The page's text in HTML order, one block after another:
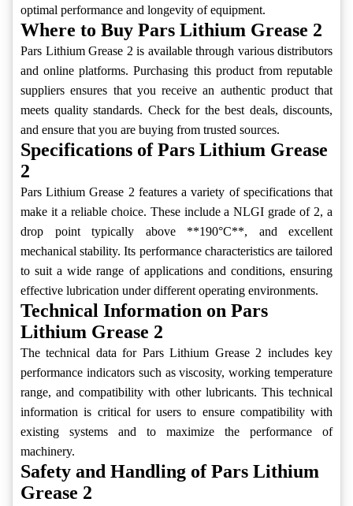
optimal performance and longevity of equipment.
Where to Buy Pars Lithium Grease 2
Pars Lithium Grease 2 is available through various distributors
and online platforms. Purchasing this product from reputable
suppliers ensures that you receive an authentic product that
meets quality standards. Check for the best deals, discounts,
and ensure that you are buying from trusted sources.
Specifications of Pars Lithium Grease
2
Pars Lithium Grease 2 features a variety of specifications that
make it a reliable choice. These include a NLGI grade of 2, a
drop point typically above **190°C**, and excellent
mechanical stability. Its performance characteristics are tailored
to suit a wide range of applications and conditions, ensuring
effective lubrication under different operating environments.
Technical Information on Pars
Lithium Grease 2
The technical data for Pars Lithium Grease 2 includes key
performance indicators such as viscosity, working temperature
range, and compatibility with other lubricants. This technical
information is critical for users to ensure compatibility with
existing systems and to maximize the performance of
machinery.
Safety and Handling of Pars Lithium
Grease 2